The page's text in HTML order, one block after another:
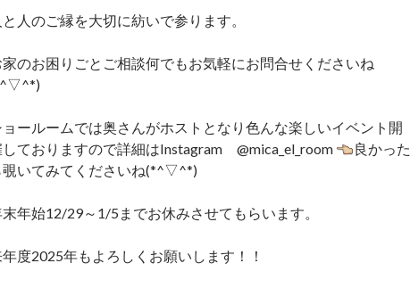
と人のご縁を大切に紡いで参ります。
家のお困りごとご相談何でもお気軽にお問合せくださいね
ョールームでは奥さんがホストとなり色んな楽しいイベント開
ておりますので詳細はInstagram @mica_el_room
良かった
覗いてみてくださいね(*^▽^*)
年始12/29～1/5までお休みさせてもらいます。
度2025年もよろしくお願いします！！